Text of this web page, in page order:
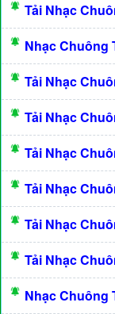
Tải Nhạc
Nhạc Chuông
Tải Nhạc
Tải Nhạc
Tải Nhạc
Tải Nhạc
Tải Nhạc
Tải Nhạc
Nhạc Chuông